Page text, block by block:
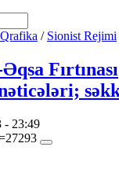
Qrafika / Sionist Rejimi
Fırtınası
- 23:49